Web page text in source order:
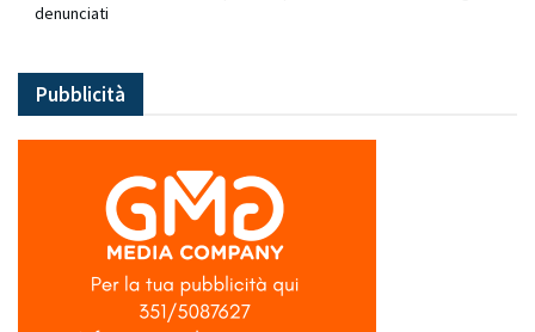
denunciati
Pubblicità